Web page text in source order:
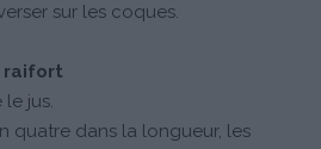
sur les coques.
raifort
le jus.
quatre dans la longueur, les